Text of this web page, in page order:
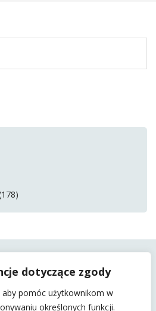
dotyczące zgody
pomóc użytkownikom w
określonych funkcji.